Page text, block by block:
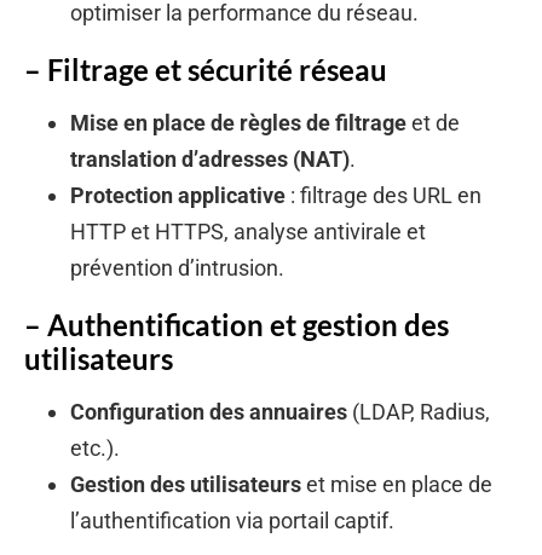
optimiser la performance du réseau.
– Filtrage et sécurité réseau
Mise en place de règles de filtrageet de
translation d’adresses (NAT).
Protection applicative : filtrage des URL en
HTTP et HTTPS, analyse antivirale et
prévention d’intrusion.
– Authentification et gestion des
utilisateurs
Configuration des annuaires (LDAP, Radius,
etc.).
Gestion des utilisateurset mise en place de
l’authentification via portail captif.